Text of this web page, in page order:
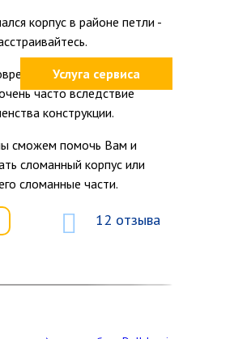
Услуга сервиса
корпус в районе петли -
ноутбуках это
часто вследствие
конструкции.
сможем помочь Вам и
сломанный корпус или
сломанные части.
12 отзыва